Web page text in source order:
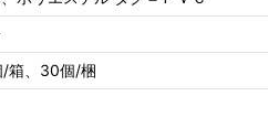
/箱、30個/梱